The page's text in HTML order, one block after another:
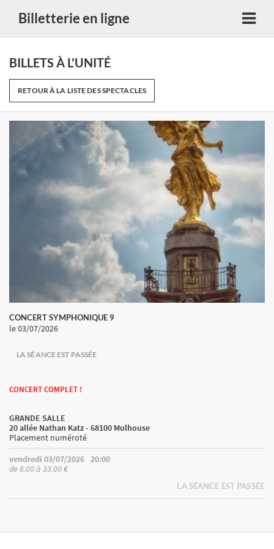
Billetterie en ligne
BILLETS À L'UNITÉ
RETOUR À LA LISTE DES SPECTACLES
CONCERT SYMPHONIQUE 9
le 03/07/2026
LA SÉANCE EST PASSÉE
CONCERT COMPLET !
GRANDE SALLE
20 allée Nathan Katz - 68100 Mulhouse
Placement numéroté
vendredi 03/07/2026 20:00
de 6.00 à 33.00 €
LA SÉANCE EST PASSÉE